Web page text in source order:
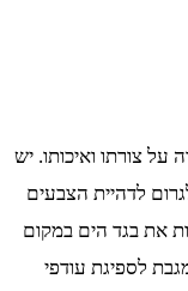
על צורתו ואיכותו. יש
לדהיית הצבעים
את בגד הים במקום
לספיגת עודפי